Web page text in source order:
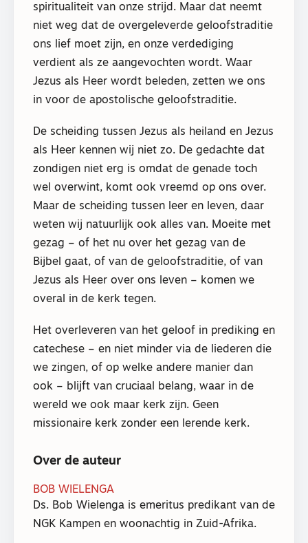
spiritualiteit van onze strijd. Maar dat neemt
niet weg dat de overgeleverde geloofstraditie
ons lief moet zijn, en onze verdediging
verdient als ze aangevochten wordt. Waar
Jezus als Heer wordt beleden, zetten we ons
in voor de apostolische geloofstraditie.
De scheiding tussen Jezus als heiland en Jezus
als Heer kennen wij niet zo. De gedachte dat
zondigen niet erg is omdat de genade toch
wel overwint, komt ook vreemd op ons over.
Maar de scheiding tussen leer en leven, daar
weten wij natuurlijk ook alles van. Moeite met
gezag – of het nu over het gezag van de
Bijbel gaat, of van de geloofstraditie, of van
Jezus als Heer over ons leven – komen we
overal in de kerk tegen.
Het overleveren van het geloof in prediking en
catechese – en niet minder via de liederen die
we zingen, of op welke andere manier dan
ook – blijft van cruciaal belang, waar in de
wereld we ook maar kerk zijn. Geen
missionaire kerk zonder een lerende kerk.
Over de auteur
BOB WIELENGA
Ds. Bob Wielenga is emeritus predikant van de
NGK Kampen en woonachtig in Zuid-Afrika.